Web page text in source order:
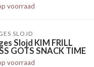
voorraad
SLOJD
Slojd KIM FRILL
GOTS SNACK TIME
voorraad